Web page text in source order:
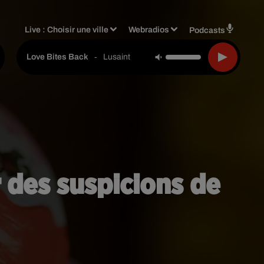
Live :Choisir une ville Webradios Podcasts
Love Bites Back - Lusaint
suspicions de